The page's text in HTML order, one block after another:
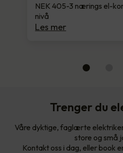
NEK 405-3 nærings el-
nivå
Les mer
Trenger du
Våre dyktige, faglærte
store og små
Kontakt oss i dag, eller book